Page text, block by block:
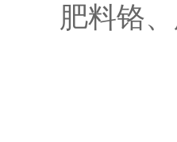
肥料铬